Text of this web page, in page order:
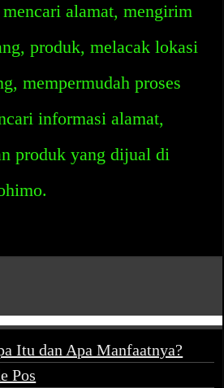
alamat, mengirim
produk, melacak lokasi
mempermudah proses
informasi alamat,
produk yang dijual di
Itu dan Apa Manfaatnya?
Pos